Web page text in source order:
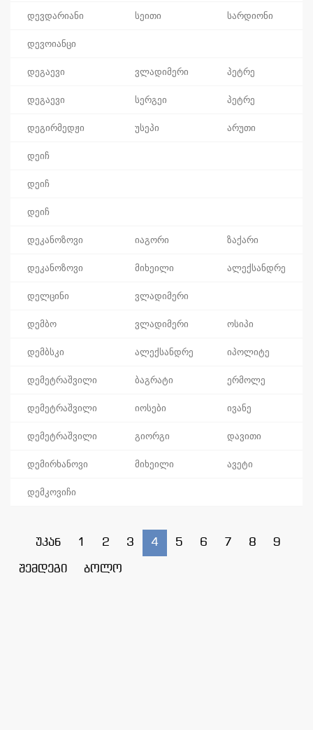
დევდარიანი სეითი სარდიონი
დევოიანცი
დეგაევი ვლადიმერი პეტრე
დეგაევი სერგეი პეტრე
დეგირმედჟი უსეპი არუთი
დეიჩ
დეიჩ
დეიჩ
დეკანოზოვი იაგორი ზაქარი
დეკანოზოვი მიხეილი ალექსანდრე
დელცინი ვლადიმერი
დემბო ვლადიმერი ოსიპი
დემბსკი ალექსანდრე იპოლიტე
დემეტრაშვილი ბაგრატი ერმოლე
დემეტრაშვილი იოსები ივანე
დემეტრაშვილი გიორგი დავითი
დემირხანოვი მიხეილი ავეტი
დემკოვიჩი
უკან 1 2 3 4 5 6 7 8 9
შემდეგი ბოლო